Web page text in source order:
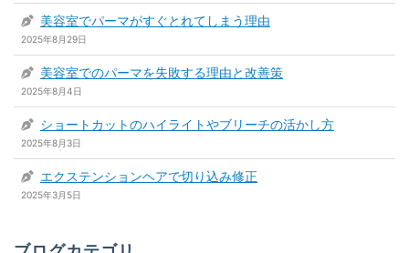
美容室でパーマがすぐとれてしまう理由
2025年8月29日
美容室でのパーマを失敗する理由と改善策
2025年8月4日
ショートカットのハイライトやブリーチの活かし方
2025年8月3日
エクステンションヘアで切り込み修正
2025年3月5日